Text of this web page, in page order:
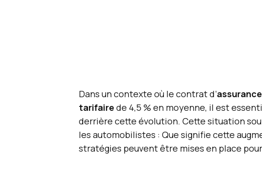
Dans un contexte où le contrat d’
tarifaire de 4,5 % en moyenne, il est
derrière cette évolution. Cette situation
les automobilistes : Que signifie cette
stratégies peuvent être mises en place